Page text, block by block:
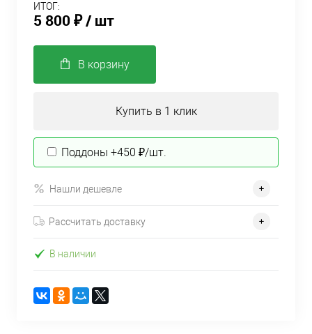
ИТОГ:
5 800 ₽/ шт
В корзину
Купить в 1 клик
Поддоны +450 ₽/шт.
Нашли дешевле
Рассчитать доставку
В наличии